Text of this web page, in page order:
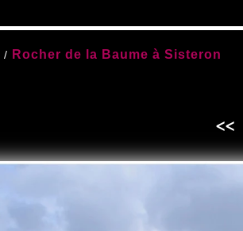
/ Rocher de la Baume à Sisteron
<<